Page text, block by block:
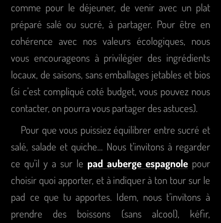
comme pour le déjeuner, de venir avec un plat
préparé salé ou sucré, à partager. Pour être en
cohérence avec nos valeurs écologiques, nous
vous encourageons à privilégier des ingrédients
locaux, de saisons, sans emballages jetables et bios
(si c’est compliqué coté budget, vous pouvez nous
contacter, on pourra vous partager des astuces).
Pour que vous puissiez équilibrer entre sucré et
salé, salade et quiche… Nous t’invitons à regarder
ce qu’il y a sur le pad auberge espagnolepour
choisir quoi apporter, et à indiquer à ton tour sur le
pad ce que tu apportes. Idem, nous t’invitons à
prendre des boissons (sans alcool), kéfir,